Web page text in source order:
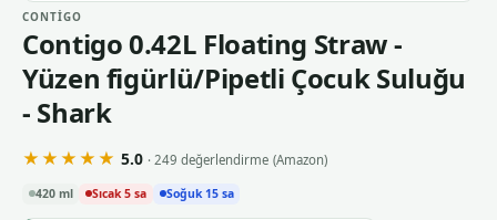
CONTIGO
Contigo 0.42L Floating Straw -
Yüzen figürlü/Pipetli Çocuk Suluğu
- Shark
★★★★★ 5.0 · 249 değerlendirme (Amazon)
420 ml Sıcak 5 sa Soğuk 15 sa